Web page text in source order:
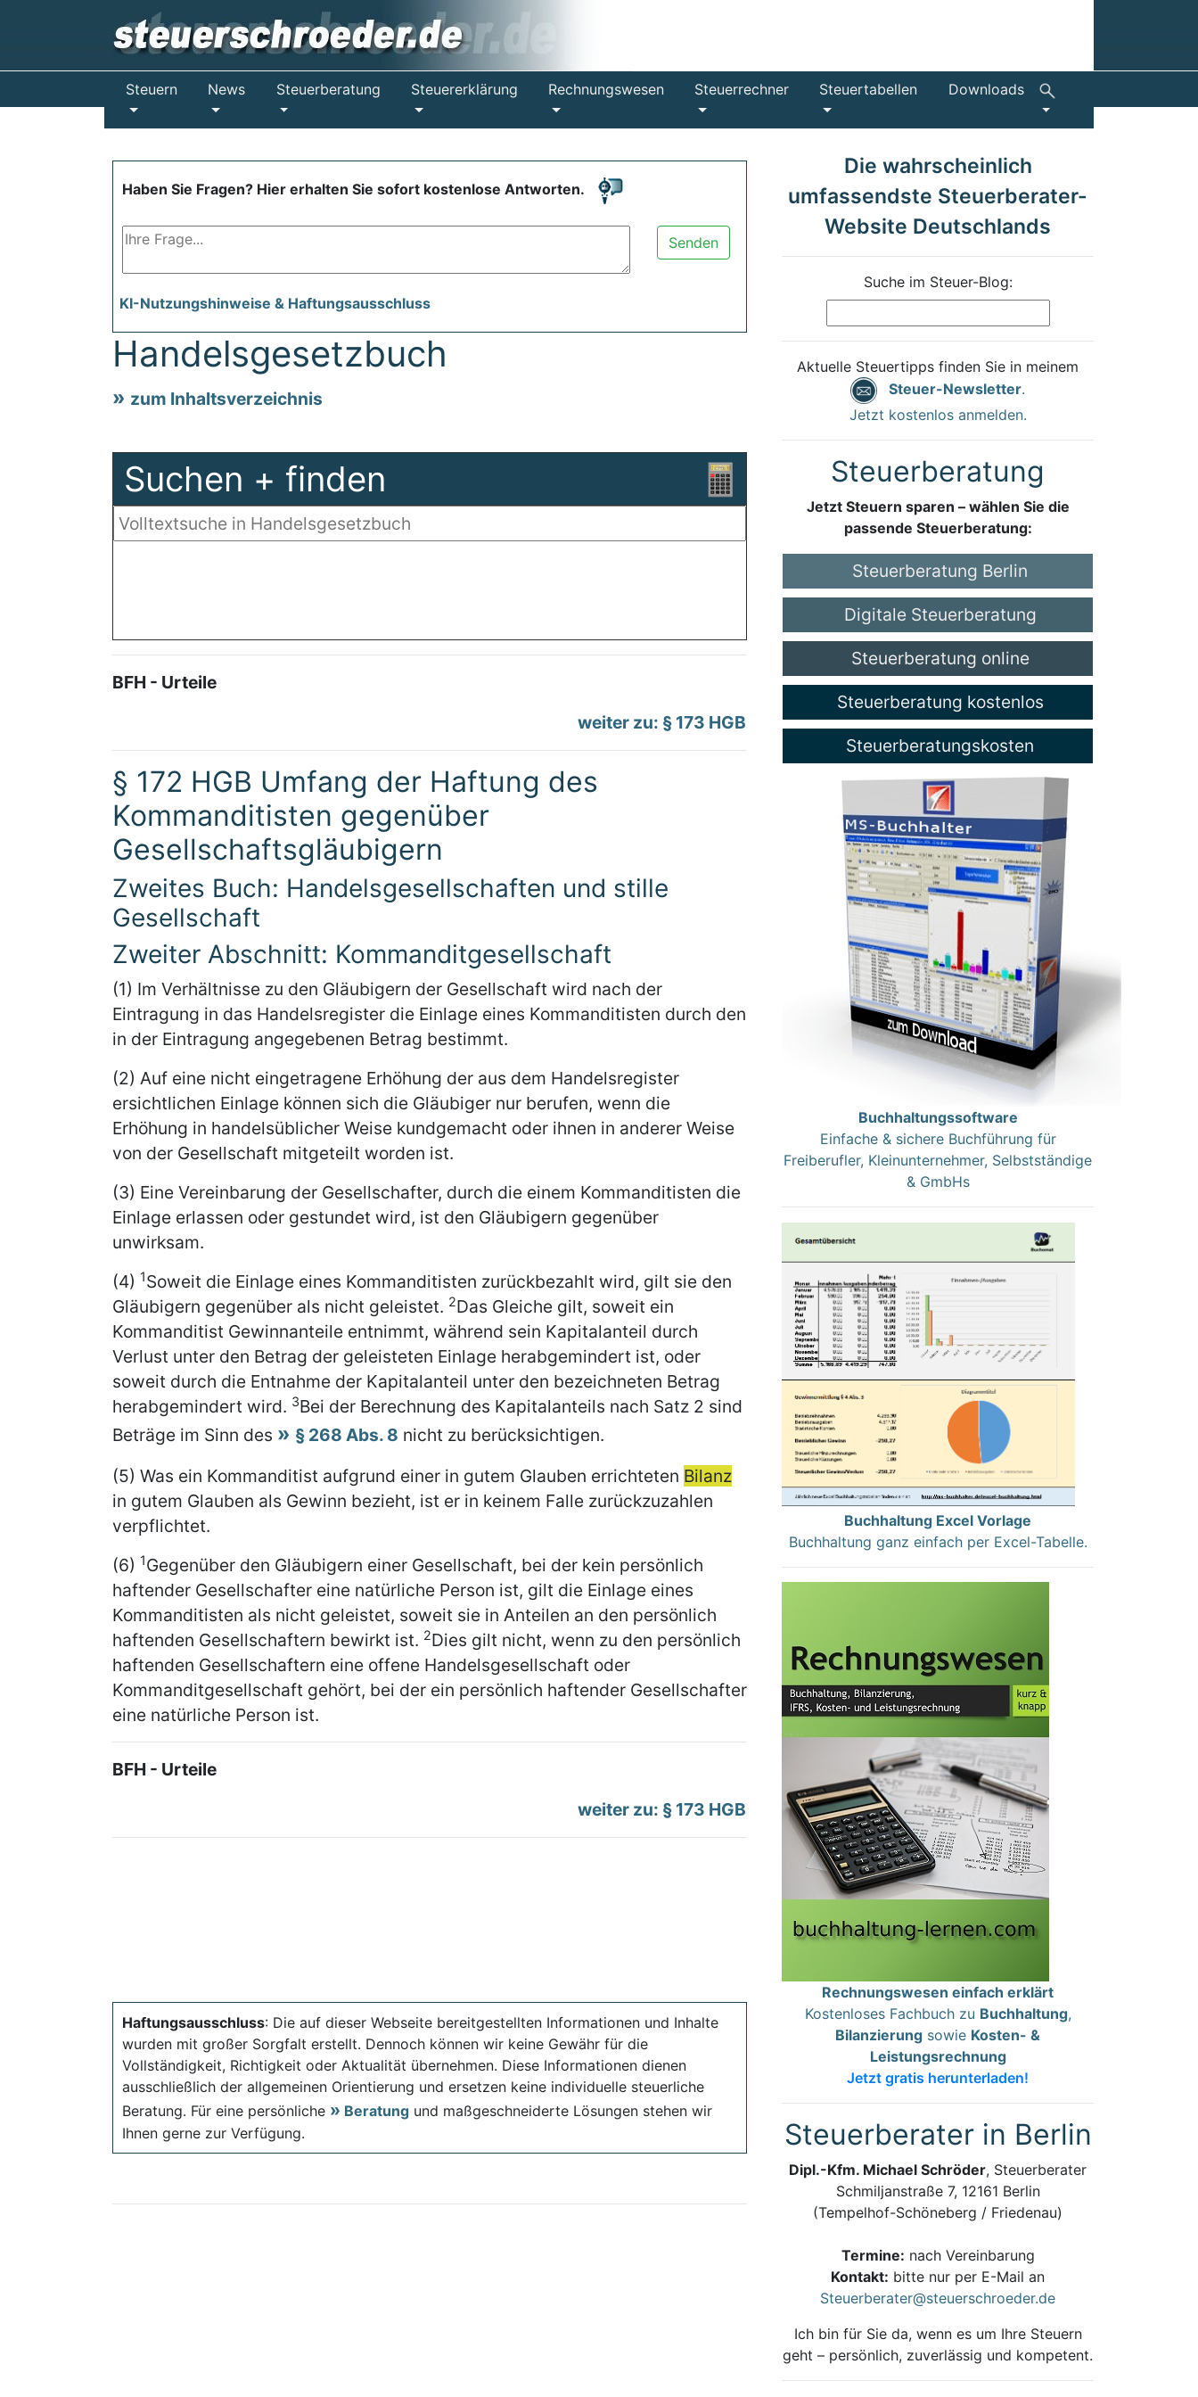
Steuern News Steuerberatung Steuererklärung Rechnungswesen Steuerrechner Steuertabellen Downloads
Haben Sie Fragen? Hier erhalten Sie sofort kostenlose Antworten.
Senden
KI-Nutzungshinweise & Haftungsausschluss
Handelsgesetzbuch
zum Inhaltsverzeichnis
Suchen + finden
BFH - Urteile
weiter zu: § 173 HGB
§ 172 HGB Umfang der Haftung des
Kommanditisten gegenüber
Gesellschaftsgläubigern
Zweites Buch: Handelsgesellschaften und stille
Gesellschaft
Zweiter Abschnitt: Kommanditgesellschaft
(1) Im Verhältnisse zu den Gläubigern der Gesellschaft wird nach der
Eintragung in das Handelsregister die Einlage eines Kommanditisten durch den
in der Eintragung angegebenen Betrag bestimmt.
(2) Auf eine nicht eingetragene Erhöhung der aus dem Handelsregister
ersichtlichen Einlage können sich die Gläubiger nur berufen, wenn die
Erhöhung in handelsüblicher Weise kundgemacht oder ihnen in anderer Weise
von der Gesellschaft mitgeteilt worden ist.
(3) Eine Vereinbarung der Gesellschafter, durch die einem Kommanditisten die
Einlage erlassen oder gestundet wird, ist den Gläubigern gegenüber
unwirksam.
(4) 1Soweit die Einlage eines Kommanditisten zurückbezahlt wird, gilt sie den
Gläubigern gegenüber als nicht geleistet. 2Das Gleiche gilt, soweit ein
Kommanditist Gewinnanteile entnimmt, während sein Kapitalanteil durch
Verlust unter den Betrag der geleisteten Einlage herabgemindert ist, oder
soweit durch die Entnahme der Kapitalanteil unter den bezeichneten Betrag
herabgemindert wird. 3Bei der Berechnung des Kapitalanteils nach Satz 2 sind
Beträge im Sinn des
§ 268 Abs. 8 nicht zu berücksichtigen.
(5) Was ein Kommanditist aufgrund einer in gutem Glauben errichteten Bilanz
in gutem Glauben als Gewinn bezieht, ist er in keinem Falle zurückzuzahlen
verpflichtet.
(6) 1Gegenüber den Gläubigern einer Gesellschaft, bei der kein persönlich
haftender Gesellschafter eine natürliche Person ist, gilt die Einlage eines
Kommanditisten als nicht geleistet, soweit sie in Anteilen an den persönlich
haftenden Gesellschaftern bewirkt ist. 2Dies gilt nicht, wenn zu den persönlich
haftenden Gesellschaftern eine offene Handelsgesellschaft oder
Kommanditgesellschaft gehört, bei der ein persönlich haftender Gesellschafter
eine natürliche Person ist.
BFH - Urteile
weiter zu: § 173 HGB
Haftungsausschluss: Die auf dieser Webseite bereitgestellten Informationen und Inhalte
wurden mit großer Sorgfalt erstellt. Dennoch können wir keine Gewähr für die
Vollständigkeit, Richtigkeit oder Aktualität übernehmen. Diese Informationen dienen
ausschließlich der allgemeinen Orientierung und ersetzen keine individuelle steuerliche
Beratung. Für eine persönliche
Beratung und maßgeschneiderte Lösungen stehen wir
Ihnen gerne zur Verfügung.
Die wahrscheinlich
umfassendste Steuerberater-
Website Deutschlands
Suche im Steuer-Blog:
Aktuelle Steuertipps finden Sie in meinem
Steuer-Newsletter.
Jetzt kostenlos anmelden.
Steuerberatung
Jetzt Steuern sparen – wählen Sie die
passende Steuerberatung:
Steuerberatung Berlin
Digitale Steuerberatung
Steuerberatung online
Steuerberatung kostenlos
Steuerberatungskosten
Buchhaltungssoftware
Einfache & sichere Buchführung für
Freiberufler, Kleinunternehmer, Selbstständige
& GmbHs
Buchhaltung Excel Vorlage
Buchhaltung ganz einfach per Excel-Tabelle.
Rechnungswesen einfach erklärt
Kostenloses Fachbuch zu Buchhaltung,
Bilanzierung sowie Kosten- &
Leistungsrechnung
Jetzt gratis herunterladen!
Steuerberater in Berlin
Dipl.-Kfm. Michael Schröder, Steuerberater
Schmiljanstraße 7, 12161 Berlin
(Tempelhof-Schöneberg / Friedenau)
Termine: nach Vereinbarung
Kontakt: bitte nur per E-Mail an
Steuerberater@steuerschroeder.de
Ich bin für Sie da, wenn es um Ihre Steuern
geht – persönlich, zuverlässig und kompetent.